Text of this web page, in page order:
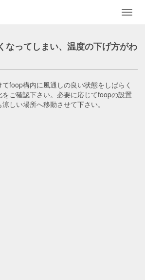
なってしまい、温度の下げ方がわ
foop構内に風通しの良い状態をしばらく
ご確認下さい。必要に応じてfoopの設置
しい場所へ移動させて下さい。